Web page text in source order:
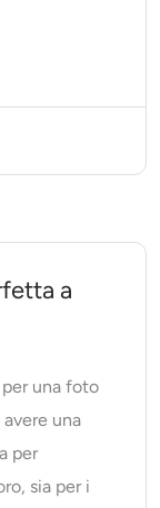
a
una foto
una
per
sia per i